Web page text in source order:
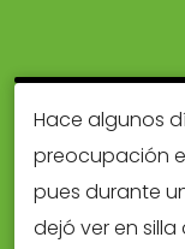
Hace algunos
preocupación
pues durante
dejó ver en